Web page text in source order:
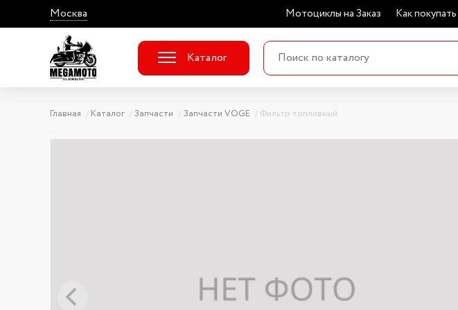
Москва Мотоциклы на Заказ Как покупать
Каталог
Главная Каталог Запчасти Запчасти VOGE Фильтр топливный